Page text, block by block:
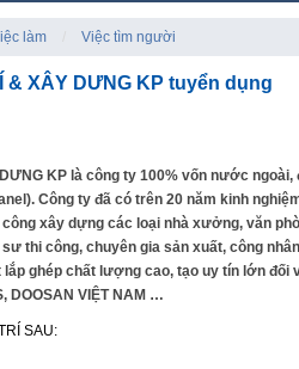
làm Việc tìm người
& XÂY DƯNG KP tuyển dụng
KP là công ty 100% vốn nước
Công ty đã có trên 20 năm kinh
xây dựng các loại nhà xưởng, văn
thi công, chuyên gia sản xuất, công
ghép chất lượng cao, tạo uy tín lớn
DOOSAN VIỆT NAM …
SAU: